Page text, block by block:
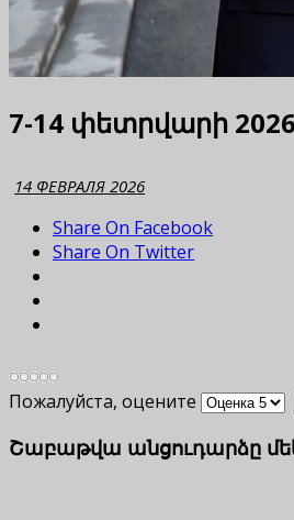
7-14 փետրվարի
14 ФЕВРАЛЯ 2026
Share On Facebook
Share On Twitter
Пожалуйста, оцените
Շաբաթվա անցուդարձը